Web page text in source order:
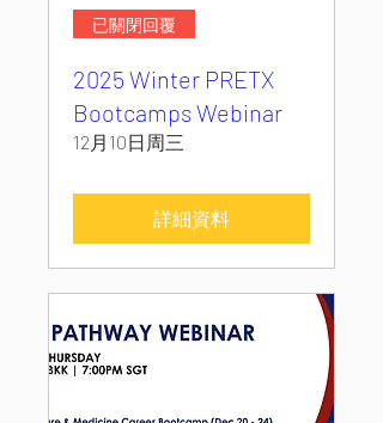
已關閉回覆
2025 Winter PRETX
Bootcamps Webinar
12月10日周三
詳細資料